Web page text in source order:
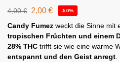
4,00€ 2,00 € -50%
Candy Fumez weckt die Sinne mit
tropischen Früchten und einem
28% THC trifft sie wie eine warme
entspannt und den Geist anregt